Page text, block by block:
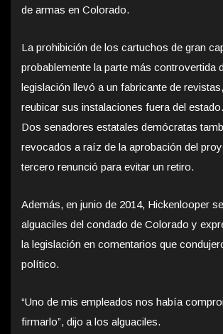
de armas en Colorado.
La prohibición de los cartuchos de gran
probablemente la parte más controvertida
legislación llevó a un fabricante de
reubicar sus instalaciones fuera del estado.
Dos senadores estatales demócratas
revocados a raíz de la aprobación del
tercero renunció para evitar un retiro.
Además, en junio de 2014, Hickenlooper
alguaciles del condado de Colorado y
la legislación en comentarios que
político.
“Uno de mis empleados nos había
firmarlo”, dijo a los alguaciles.